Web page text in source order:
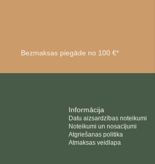
Bezmaksas piegāde no 100 €*
Informācija
Datu aizsardzības noteikumi
Noteikumi un nosacījumi
Atgriešanas politika
Atmaksas veidlapa